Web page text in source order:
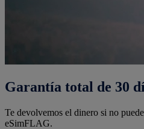
Garantía total de 30
Te devolvemos el dinero si no
eSimFLAG.